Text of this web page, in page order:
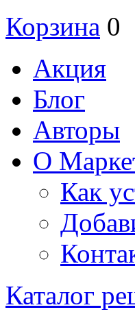
Корзина 0
Акция
Блог
Авторы
О
Как
Каталог